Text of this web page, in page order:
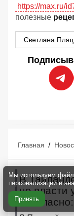
https://max.ru/
полезные
Светлана
Главная /
В
но власти
Мы используем
персонализации и
Принять